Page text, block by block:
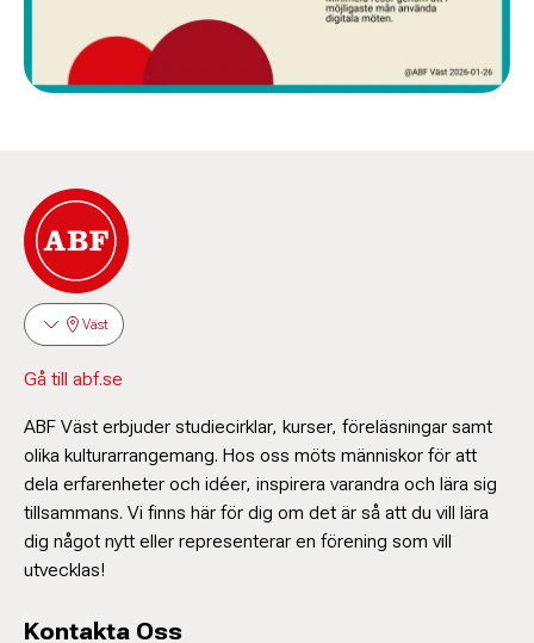
Väst
Gå till abf.se
ABF Väst erbjuder studiecirklar, kurser, föreläsningar samt
olika kulturarrangemang. Hos oss möts människor för att
dela erfarenheter och idéer, inspirera varandra och lära sig
tillsammans. Vi finns här för dig om det är så att du vill lära
dig något nytt eller representerar en förening som vill
utvecklas!
Kontakta Oss